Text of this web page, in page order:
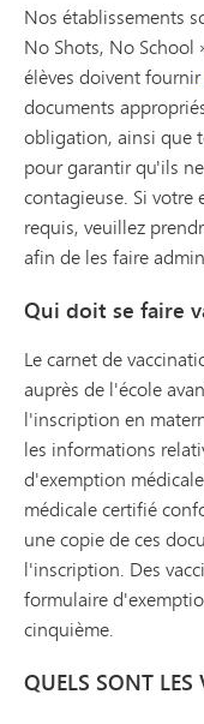
Nos établissements
No Shots, No School
élèves doivent fournir
documents
obligation, ainsi que
pour garantir qu'ils
contagieuse. Si votre
requis, veuillez
afin de les faire
Qui doit se faire
Le carnet de
auprès de l'école
l'inscription en
les informations
d'exemption
médicale certifié
une copie de ces
l'inscription. Des
formulaire
cinquième.
QUELS SONT LES